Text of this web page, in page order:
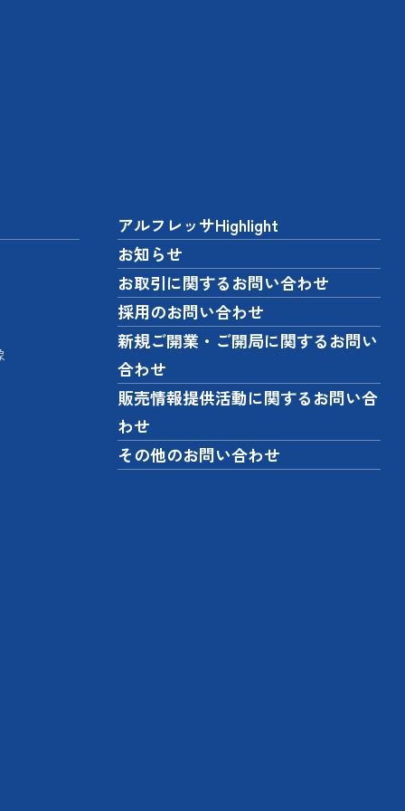
アルフレッサHighlight
お知らせ
お取引に関するお問い合わせ
採用のお問い合わせ
新規ご開業・ご開局に関するお問い
合わせ
販売情報提供活動に関するお問い合
わせ
その他のお問い合わせ